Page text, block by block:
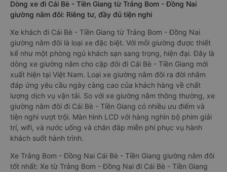
Dòng xe đi Cái Bè - Tiền Giang từ Trảng Bom - Đồng Nai
giường nằm đôi: Riêng tư, đầy đủ tiện nghi
Xe khách đi Cái Bè - Tiền Giang từ Trảng Bom - Đồng Nai
giường nằm đôi là loại xe đặc biệt. Với mỗi giường được thiết
kế như một phòng ngủ khách sạn sang trọng, hiện đại. Đây là
dòng xe giường nằm cho cặp đôi đi Cái Bè - Tiền Giang mới
xuất hiện tại Việt Nam. Loại xe giường nằm đôi ra đời nhằm
đáp ứng yêu cầu ngày càng cao của khách hàng về chất
lượng dịch vụ vận tải. So với xe giường nằm thông thường, xe
giường nằm đôi đi Cái Bè - Tiền Giang có nhiều ưu điểm và
tiện nghi vượt trội. Màn hình LCD với hàng nghìn bộ phim giải
trí, wifi, và nước uống và chăn đắp miễn phí phục vụ hành
khách suốt hành trình.
Xe Trảng Bom - Đồng Nai Cái Bè - Tiền Giang giường nằm đôi
tốt nhất: Xe từ Trảng Bom - Đồng Nai đi Cái Bè - Tiền Giang